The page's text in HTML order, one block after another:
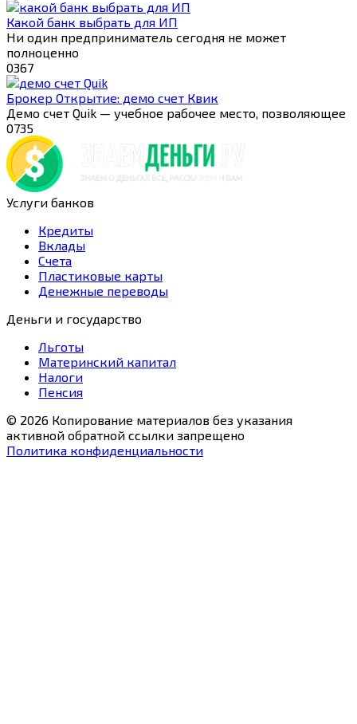
Какой банк выбрать для ИП
Ни один предприниматель сегодня не может
полноценно
0367
Брокер Открытие: демо счет Квик
Демо счет Quik — учебное рабочее место, позволяющее
0735
Услуги банков
Кредиты
Вклады
Счета
Пластиковые карты
Денежные переводы
Деньги и государство
Льготы
Материнский капитал
Налоги
Пенсия
© 2026 Копирование материалов без указания
активной обратной ссылки запрещено
Политика конфиденциальности